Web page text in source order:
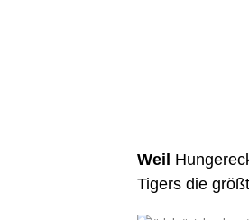
Weil
Tigers die